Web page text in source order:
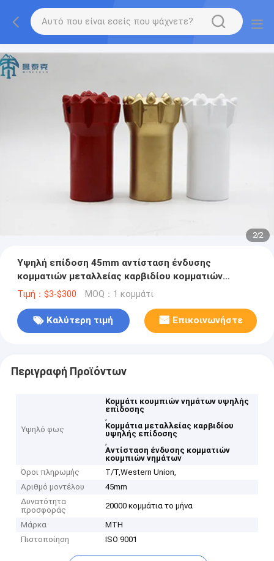
2/2
Υψηλή επίδοση 45mm αντίσταση ένδυσης
κομματιών μεταλλείας καρβιδίου κομματιών
κουμπιών νημάτων
Τιμή：$3-$300 MOQ：1 κομμάτι
Καλύτερη τιμή Επικοινωνήστε
Περιγραφή Προϊόντων
Υψηλό φως
Κομμάτι κουμπιών νημάτων υψηλής
επίδοσης
,
Κομμάτια μεταλλείας καρβιδίου
υψηλής επίδοσης
,
Αντίσταση ένδυσης κομματιών
κουμπιών νημάτων
Όροι πληρωμής
T/T,Western Union,
Αριθμό μοντέλου
45mm
Δυνατότητα
προσφοράς
20000 κομμάτια το μήνα
Μάρκα
MTH
Πιστοποίηση
ISO 9001